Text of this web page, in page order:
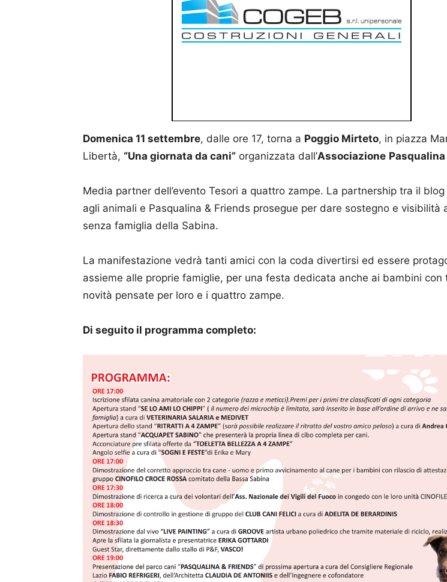
Domenica 11 settembre, dalle ore 17, torna a Poggio Mirteto, in piazza
Libertà, “Una giornata da cani” organizzata dall’Associazione
Media partner dell’evento Tesori a quattro zampe. La partnership tra il
agli animali e Pasqualina & Friends prosegue per dare sostegno e visibilità
senza famiglia della Sabina.
La manifestazione vedrà tanti amici con la coda divertirsi ed essere
assieme alle proprie famiglie, per una festa dedicata anche ai bambini con
novità pensate per loro e i quattro zampe.
Di seguito il programma completo: